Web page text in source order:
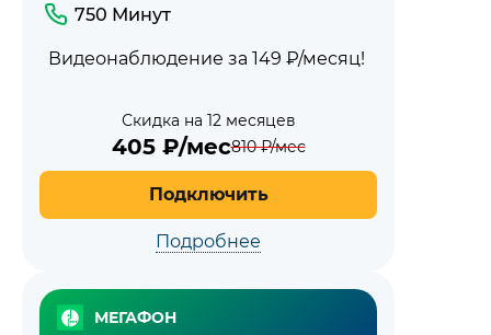
750 Минут
Видеонаблюдение за 149 ₽/месяц!
Скидка на 12 месяцев
405₽/мес810₽/мес
Подключить
Подробнее
МЕГАФОН